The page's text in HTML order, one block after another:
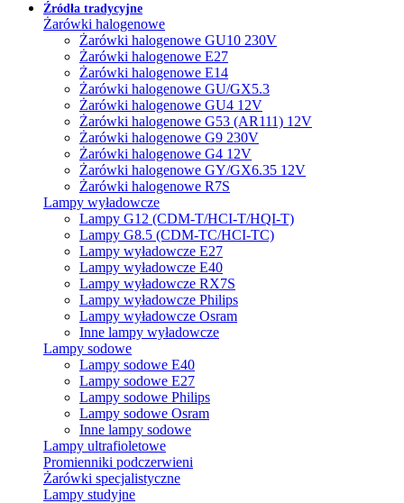
Źródła tradycyjne
Żarówki halogenowe
Żarówki halogenowe GU10 230V
Żarówki halogenowe E27
Żarówki halogenowe E14
Żarówki halogenowe GU/GX5.3
Żarówki halogenowe GU4 12V
Żarówki halogenowe G53 (AR111) 12V
Żarówki halogenowe G9 230V
Żarówki halogenowe G4 12V
Żarówki halogenowe GY/GX6.35 12V
Żarówki halogenowe R7S
Lampy wyładowcze
Lampy G12 (CDM-T/HCI-T/HQI-T)
Lampy G8.5 (CDM-TC/HCI-TC)
Lampy wyładowcze E27
Lampy wyładowcze E40
Lampy wyładowcze RX7S
Lampy wyładowcze Philips
Lampy wyładowcze Osram
Inne lampy wyładowcze
Lampy sodowe
Lampy sodowe E40
Lampy sodowe E27
Lampy sodowe Philips
Lampy sodowe Osram
Inne lampy sodowe
Lampy ultrafioletowe
Promienniki podczerwieni
Żarówki specjalistyczne
Lampy studyjne